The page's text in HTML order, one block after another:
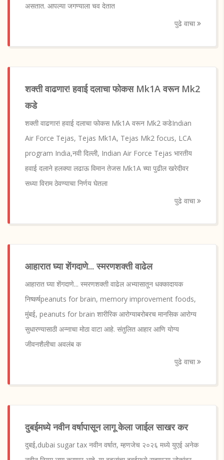
असतात. आपल्या जगण्याला चव देतात
पुढे वाचा
शक्ती वाढणार! हवाई दलाचा फोकस Mk1A वरून Mk2
कडे
शक्ती वाढणार! हवाई दलाचा फोकस Mk1A वरून Mk2 कडेIndian
Air Force Tejas, Tejas Mk1A, Tejas Mk2 focus, LCA
program India,नवी दिल्ली, Indian Air Force Tejas भारतीय
हवाई दलाने हलक्या लढाऊ विमान तेजस Mk1A च्या पुढील खरेदीवर
सध्या विराम ठेवण्याचा निर्णय घेतला
पुढे वाचा
आहारात घ्या शेंगदाणे... स्मरणशक्ती वाढेल
आहारात घ्या शेंगदाणे... स्मरणशक्ती वाढेल अभ्यासातून धक्कादायक
निष्कर्षpeanuts for brain, memory improvement foods,
मुंबई, peanuts for brain शारीरिक आरोग्याबरोबरच मानसिक आरोग्य
सुधारण्यासाठी अन्नाचा मोठा वाटा आहे. संतुलित आहार आणि योग्य
जीवनशैलीचा अवलंब क
पुढे वाचा
दुबईमध्ये नवीन वर्षापासून लागू केला जाईल साखर कर
दुबई,dubai sugar tax नवीन वर्षात, म्हणजेच २०२६ मध्ये युएई अनेक